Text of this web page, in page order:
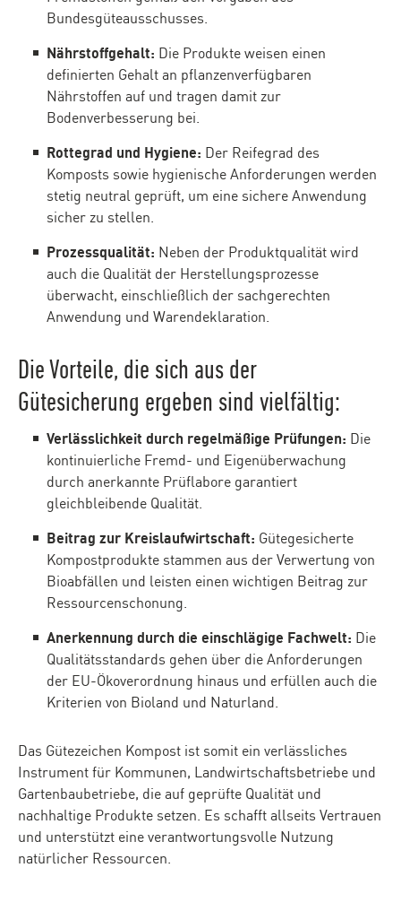
Bundesgüteausschusses.
Nährstoffgehalt: Die Produkte weisen einen
definierten Gehalt an pflanzenverfügbaren
Nährstoffen auf und tragen damit zur
Bodenverbesserung bei.
Rottegrad und Hygiene: Der Reifegrad des
Komposts sowie hygienische Anforderungen werden
stetig neutral geprüft, um eine sichere Anwendung
sicher zu stellen.
Prozessqualität: Neben der Produktqualität wird
auch die Qualität der Herstellungsprozesse
überwacht, einschließlich der sachgerechten
Anwendung und Warendeklaration.
Die Vorteile, die sich aus der
Gütesicherung ergeben sind vielfältig:
Verlässlichkeit durch regelmäßige Prüfungen: Die
kontinuierliche Fremd- und Eigenüberwachung
durch anerkannte Prüflabore garantiert
gleichbleibende Qualität.
Beitrag zur Kreislaufwirtschaft: Gütegesicherte
Kompostprodukte stammen aus der Verwertung von
Bioabfällen und leisten einen wichtigen Beitrag zur
Ressourcenschonung.
Anerkennung durch die einschlägige Fachwelt: Die
Qualitätsstandards gehen über die Anforderungen
der EU-Ökoverordnung hinaus und erfüllen auch die
Kriterien von Bioland und Naturland.
Das Gütezeichen Kompost ist somit ein verlässliches
Instrument für Kommunen, Landwirtschaftsbetriebe und
Gartenbaubetriebe, die auf geprüfte Qualität und
nachhaltige Produkte setzen. Es schafft allseits Vertrauen
und unterstützt eine verantwortungsvolle Nutzung
natürlicher Ressourcen.